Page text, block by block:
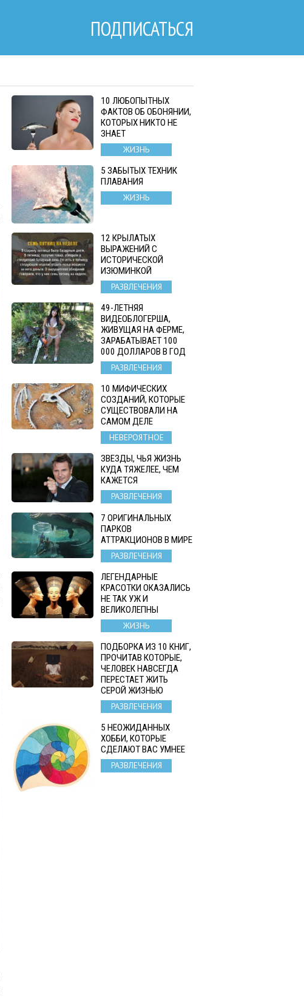
ПОДПИСАТЬСЯ
10 ЛЮБОПЫТНЫХ
ФАКТОВ ОБ ОБОНЯНИИ,
КОТОРЫХ НИКТО НЕ
ЗНАЕТ
ЖИЗНЬ
5 ЗАБЫТЫХ ТЕХНИК
ПЛАВАНИЯ
ЖИЗНЬ
12 КРЫЛАТЫХ
ВЫРАЖЕНИЙ С
ИСТОРИЧЕСКОЙ
ИЗЮМИНКОЙ
РАЗВЛЕЧЕНИЯ
49-ЛЕТНЯЯ
ВИДЕОБЛОГЕРША,
ЖИВУЩАЯ НА ФЕРМЕ,
ЗАРАБАТЫВАЕТ 100
000 ДОЛЛАРОВ В ГОД
РАЗВЛЕЧЕНИЯ
10 МИФИЧЕСКИХ
СОЗДАНИЙ, КОТОРЫЕ
СУЩЕСТВОВАЛИ НА
САМОМ ДЕЛЕ
НЕВЕРОЯТНОЕ
ЗВЕЗДЫ, ЧЬЯ ЖИЗНЬ
КУДА ТЯЖЕЛЕЕ, ЧЕМ
КАЖЕТСЯ
РАЗВЛЕЧЕНИЯ
7 ОРИГИНАЛЬНЫХ
ПАРКОВ
АТТРАКЦИОНОВ В МИРЕ
РАЗВЛЕЧЕНИЯ
ЛЕГЕНДАРНЫЕ
КРАСОТКИ ОКАЗАЛИСЬ
НЕ ТАК УЖ И
ВЕЛИКОЛЕПНЫ
ЖИЗНЬ
ПОДБОРКА ИЗ 10 КНИГ,
ПРОЧИТАВ КОТОРЫЕ,
ЧЕЛОВЕК НАВСЕГДА
ПЕРЕСТАЕТ ЖИТЬ
СЕРОЙ ЖИЗНЬЮ
РАЗВЛЕЧЕНИЯ
5 НЕОЖИДАННЫХ
ХОББИ, КОТОРЫЕ
СДЕЛАЮТ ВАС УМНЕЕ
РАЗВЛЕЧЕНИЯ